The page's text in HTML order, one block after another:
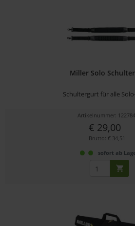
Miller Solo
Schultergurt für alle
Artikelnummer:
€ 29,00
Brutto: € 34,51
sofort ab